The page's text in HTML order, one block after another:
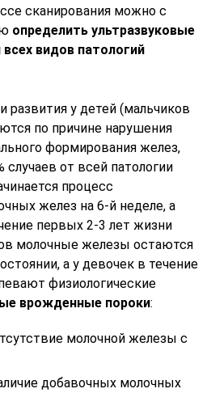
сканирования можно с
определить ультразвуковые
всех видов патологий
у детей (мальчиков
по причине нарушения
формирования желез,
случаев от всей патологии
процесс
желез на 6-й неделе, а
первых 2-3 лет жизни
молочные железы остаются
а у девочек в течение
физиологические
врожденные пороки:
молочной железы с
добавочных молочных